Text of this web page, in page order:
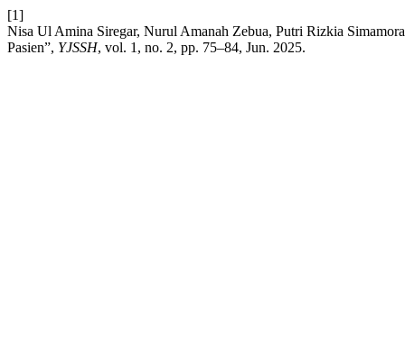
[1]
Nisa Ul Amina Siregar, Nurul Amanah Zebua, Putri Rizkia
Pasien”, YJSSH, vol. 1, no. 2, pp. 75–84, Jun. 2025.